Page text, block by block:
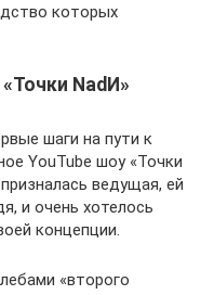
которых
NadИ»
шаги на пути к
YouTube шоу «Точки
ведущая, ей
и очень хотелось
концепции.
«второго